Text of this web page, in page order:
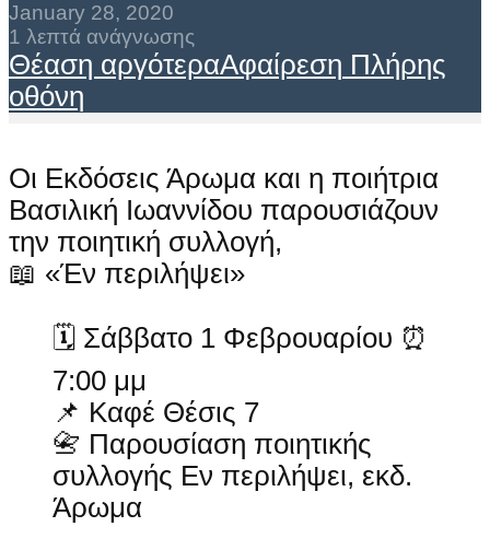
January 28, 2020
1 λεπτά ανάγνωσης
Θέαση αργότεραΑφαίρεση Πλήρης
οθόνη
Οι Εκδόσεις Άρωμα και η ποιήτρια
Βασιλική Ιωαννίδου παρουσιάζουν
την ποιητική συλλογή,
📖 «Έν περιλήψει»
🗓 Σάββατο 1 Φεβρουαρίου ⏰
7:00 μμ
📌 Καφέ Θέσις 7
📇 Παρουσίαση ποιητικής
συλλογής Εν περιλήψει, εκδ.
Άρωμα